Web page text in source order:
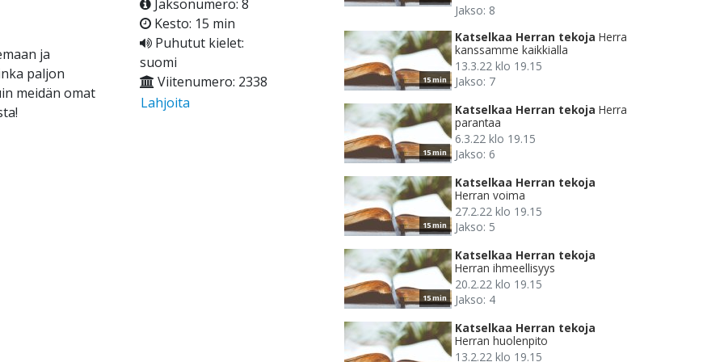
ja
paljon
meidän omat
Jaksonumero: 8
Kesto: 15 min
Puhutut kielet:
suomi
Viitenumero: 2338
Lahjoita
Jakso: 8
15 min
Katselkaa Herran tekoja Herra
kanssamme kaikkialla
13.3.22 klo 19.15
Jakso: 7
15 min
Katselkaa Herran tekoja Herra
parantaa
6.3.22 klo 19.15
Jakso: 6
15 min
Katselkaa Herran tekoja
Herran voima
27.2.22 klo 19.15
Jakso: 5
15 min
Katselkaa Herran tekoja
Herran ihmeellisyys
20.2.22 klo 19.15
Jakso: 4
Katselkaa Herran tekoja
Herran huolenpito
13.2.22 klo 19.15